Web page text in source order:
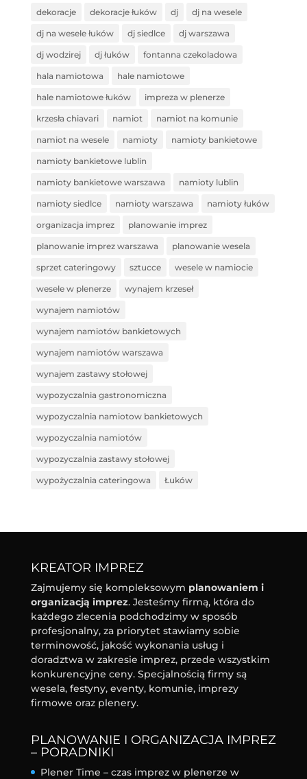
dekoracje dekoracje łuków dj dj na wesele
dj na wesele łuków dj siedlce dj warszawa
dj wodzirej dj łuków fontanna czekoladowa
hala namiotowa hale namiotowe
hale namiotowe łuków impreza w plenerze
krzesła chiavari namiot namiot na komunie
namiot na wesele namioty namioty bankietowe
namioty bankietowe lublin
namioty bankietowe warszawa namioty lublin
namioty siedlce namioty warszawa namioty łuków
organizacja imprez planowanie imprez
planowanie imprez warszawa planowanie wesela
sprzet cateringowy sztucce wesele w namiocie
wesele w plenerze wynajem krzeseł
wynajem namiotów
wynajem namiotów bankietowych
wynajem namiotów warszawa
wynajem zastawy stołowej
wypozyczalnia gastronomiczna
wypozyczalnia namiotow bankietowych
wypozyczalnia namiotów
wypozyczalnia zastawy stołowej
wypożyczalnia cateringowa Łuków
KREATOR IMPREZ
Zajmujemy się kompleksowym planowaniem i
organizacją imprez. Jesteśmy firmą, która do
każdego zlecenia podchodzimy w sposób
profesjonalny, za priorytet stawiamy sobie
terminowość, jakość wykonania usług i
doradztwa w zakresie imprez, przede wszystkim
konkurencyjne ceny. Specjalnością firmy są
wesela, festyny, eventy, komunie, imprezy
firmowe oraz plenery.
PLANOWANIE I ORGANIZACJA IMPREZ
– PORADNIKI
Plener Time – czas imprez w plenerze w